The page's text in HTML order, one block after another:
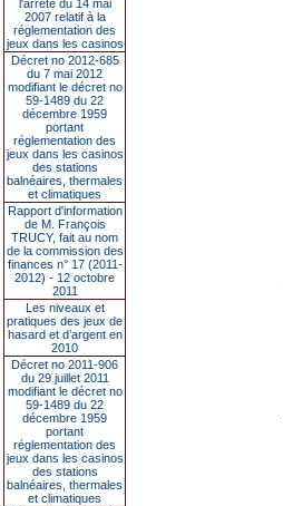
l'arrêté du 14 mai
2007 relatif à la
réglementation des
jeux dans les casinos
Décret no 2012-685
du 7 mai 2012
modifiant le décret no
59-1489 du 22
décembre 1959
portant
réglementation des
jeux dans les casinos
des stations
balnéaires, thermales
et climatiques
Rapport d'information
de M. François
TRUCY, fait au nom
de la commission des
finances n° 17 (2011-
2012) - 12 octobre
2011
Les niveaux et
pratiques des jeux de
hasard et d’argent en
2010
Décret no 2011-906
du 29 juillet 2011
modifiant le décret no
59-1489 du 22
décembre 1959
portant
réglementation des
jeux dans les casinos
des stations
balnéaires, thermales
et climatiques